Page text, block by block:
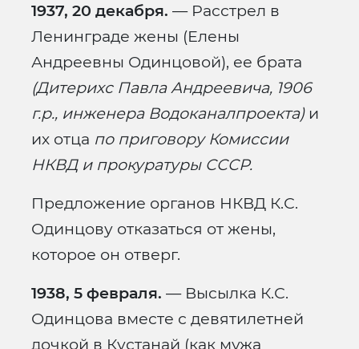
1937, 20 декабря. — Расстрел в
Ленинграде жены (Елены
Андреевны Одинцовой), ее брата
(Дитерихс Павла Андреевича, 1906
г.р., инженера Водоканалпроекта) и
их отца по приговору Комиссии
НКВД и прокуратуры СССР.
Предложение органов НКВД К.С.
Одинцову отказаться от жены,
которое он отверг.
1938, 5 февраля. — Высылка К.С.
Одинцова вместе с девятилетней
дочкой в Кустанай (как мужа